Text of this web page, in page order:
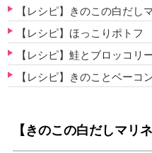
【レシピ】きのこの白だし
【レシピ】ほっこりポトフ
【レシピ】鮭とブロッコリ
【レシピ】きのことベーコ
【きのこの白だしマリネ